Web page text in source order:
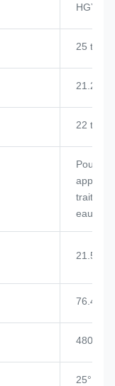
HGY20
25
21.25
22
Pour les
eaux
21.5t
76.4
480 mm
25°